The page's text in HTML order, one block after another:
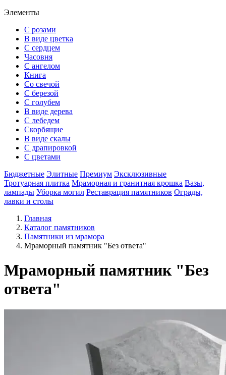
Элементы
С розами
В виде цветка
С сердцем
Часовня
С ангелом
Книга
Со свечой
С березой
С голубем
В виде дерева
С лебедем
Скорбящие
В виде скалы
С драпировкой
С цветами
Бюджетные Элитные Премиум Эксклюзивные
Тротуарная плитка Мраморная и гранитная крошка Вазы,
лампады Уборка могил Реставрация памятников Ограды,
лавки и столы
Главная
Каталог памятников
Памятники из мрамора
Мраморный памятник "Без ответа"
Мраморный памятник "Без
ответа"